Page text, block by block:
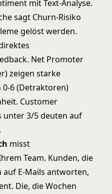
mit Text-Analyse.
sagt Churn-Risiko
gelöst werden.
Net Promoter
zeigen starke
0-6 (Detraktoren)
Customer
unter 3/5 deuten auf
misst
Team. Kunden, die
auf E-Mails antworten,
Die, die Wochen